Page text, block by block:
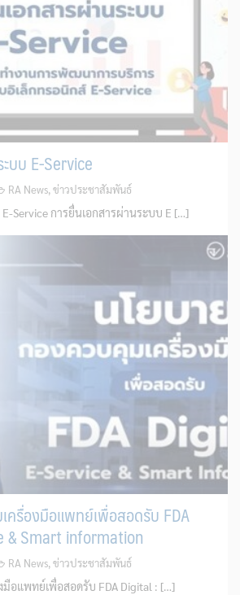
บบ E-Service
RA News, ข่าวประชาสัมพันธ์
Service การยื่นเอกสารผ่านระบบ E […]
ครื่องมือแพทย์เพื่อสอดรับ FDA
& Smart information
RA News, ข่าวประชาสัมพันธ์
มือแพทย์เพื่อสอดรับ FDA Digital : […]